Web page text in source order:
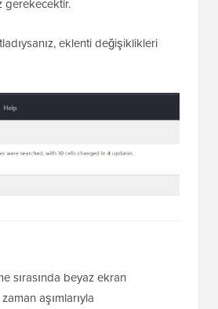
gerekecektir.
eklenti değişiklikleri
sırasında beyaz ekran
aşımlarıyla